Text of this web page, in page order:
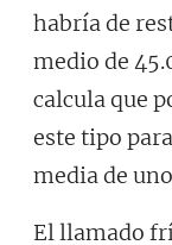
habría de
medio de
calcula que
este tipo
media de
El llamado